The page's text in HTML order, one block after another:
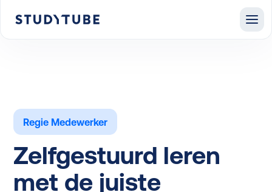
Regie Medewerker
Zelfgestuurd leren
met de juiste